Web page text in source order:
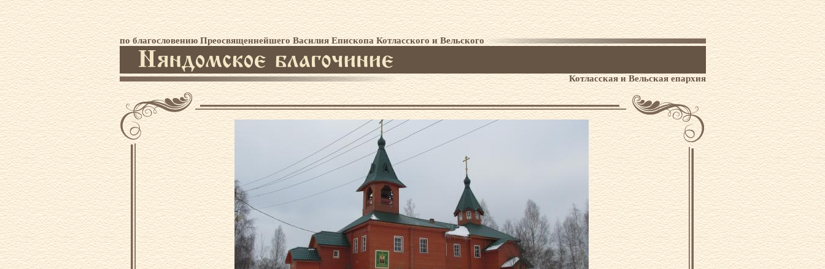
по благословению Преосвященнейшего Василия Епископа Котласского и Вельского
Котласская и Вельская епархия